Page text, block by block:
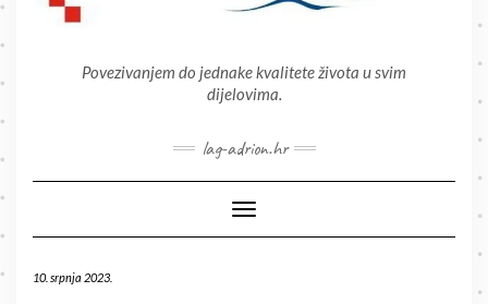
Povezivanjem do jednake kvalitete života u svim
dijelovima.
lag-adrion.hr
Toggle Navigation
10. srpnja 2023.